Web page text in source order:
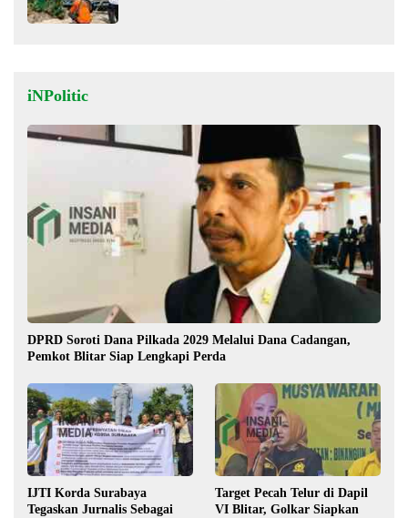
iNPolitic
DPRD Soroti Dana Pilkada 2029 Melalui Dana Cadangan,
Pemkot Blitar Siap Lengkapi Perda
IJTI Korda Surabaya
Tegaskan Jurnalis Sebagai
Target Pecah Telur di Dapil
VI Blitar, Golkar Siapkan